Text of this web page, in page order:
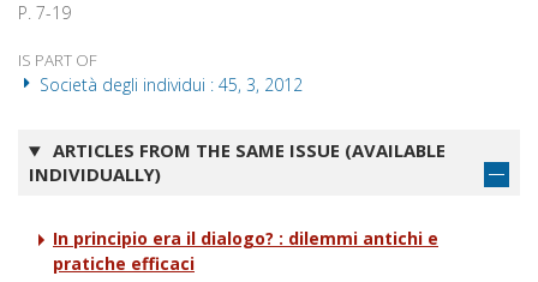
P. 7-19
IS PART OF
Società degli individui : 45, 3, 2012
ARTICLES FROM THE SAME ISSUE (AVAILABLE
INDIVIDUALLY)
In principio era il dialogo? : dilemmi antichi e
pratiche efficaci